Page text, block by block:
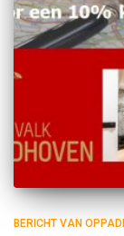
BERICHT VAN